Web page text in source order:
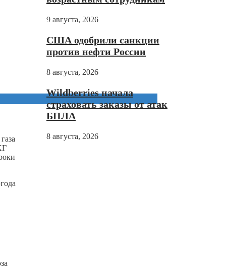
9 августа, 2026
США одобрили санкции
против нефти России
8 августа, 2026
Wildberries начала
страховать заказы от атак
БПЛА
8 августа, 2026